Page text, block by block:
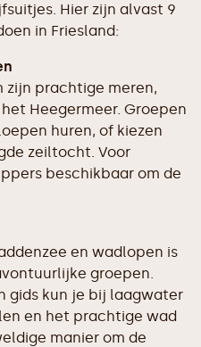
Hier zijn alvast 9
in Friesland:
zijn prachtige meren,
Heegermeer. Groepen
huren, of kiezen
zeiltocht. Voor
beschikbaar om de
en wadlopen is
groepen.
gids kun je bij laagwater
en het prachtige wad
manier om de